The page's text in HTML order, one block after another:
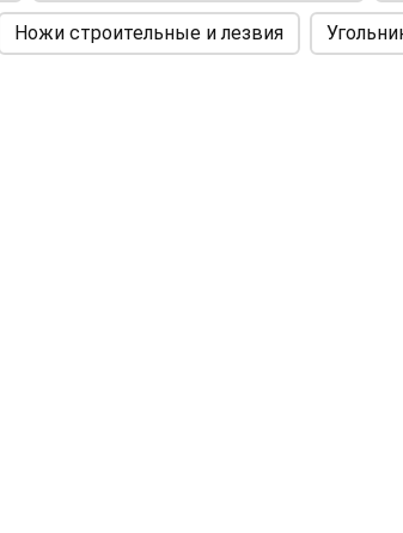
Специальное покрытие защищает
от агрессивного воздействия
Ножи строительные и лезвия